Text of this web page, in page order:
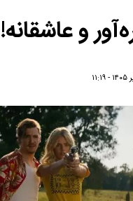
و عاشقانه!